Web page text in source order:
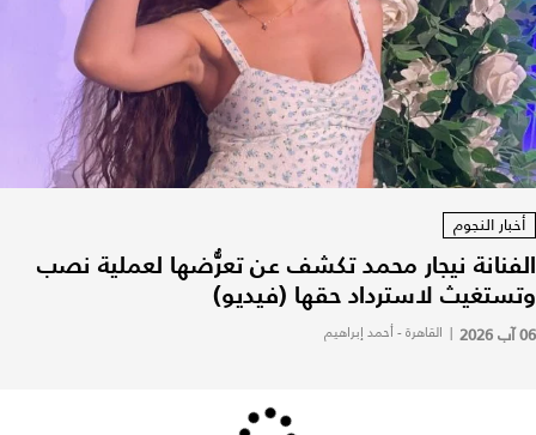
أخبار النجوم
الفنانة نيجار محمد تكشف عن تعرُّضها لعملية نصب
وتستغيث لاسترداد حقها (فيديو)
06 آب 2026 | القاهرة - أحمد إبراهيم